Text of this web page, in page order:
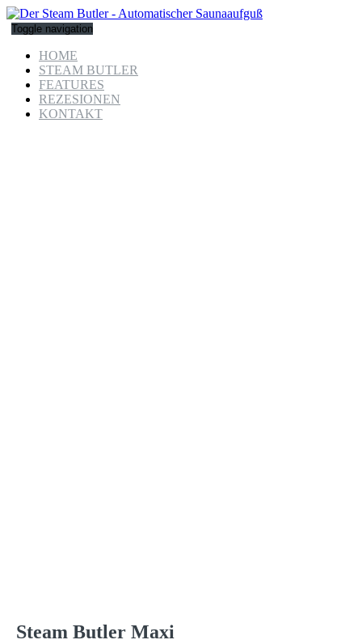
Toggle navigation
HOME
STEAM BUTLER
FEATURES
REZESIONEN
KONTAKT
Steam Butler Maxi